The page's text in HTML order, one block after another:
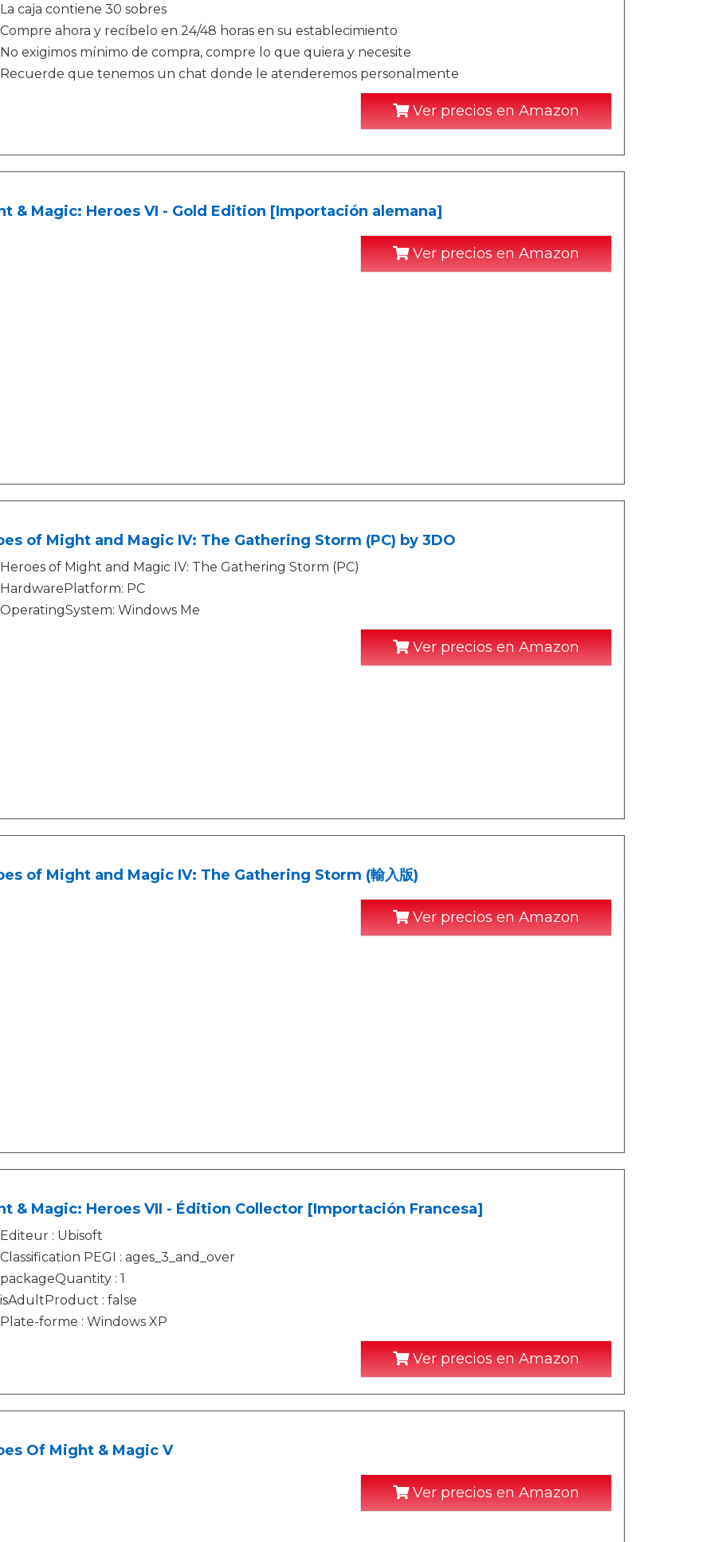
La caja contiene 30 sobres
Compre ahora y recíbelo en 24/48 horas en su establecimiento
No exigimos mínimo de compra, compre lo que quiera y necesite
Recuerde que tenemos un chat donde le atenderemos personalmente
Ver precios en Amazon
& Magic: Heroes VI - Gold Edition [Importación alemana]
Ver precios en Amazon
of Might and Magic IV: The Gathering Storm (PC) by 3DO
Heroes of Might and Magic IV: The Gathering Storm (PC)
HardwarePlatform: PC
OperatingSystem: Windows Me
Ver precios en Amazon
of Might and Magic IV: The Gathering Storm (輸入版)
Ver precios en Amazon
& Magic: Heroes VII - Édition Collector [Importación Francesa]
Editeur : Ubisoft
Classification PEGI : ages_3_and_over
packageQuantity : 1
isAdultProduct : false
Plate-forme : Windows XP
Ver precios en Amazon
Of Might & Magic V
Ver precios en Amazon